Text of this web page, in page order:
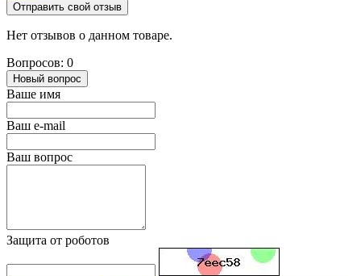
Отправить свой отзыв
Нет отзывов о данном товаре.
Вопросов: 0
Новый вопрос
Ваше имя
Ваш e-mail
Ваш вопрос
Защита от роботов